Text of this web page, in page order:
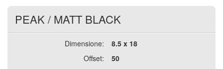
PEAK / MATT BLACK
Dimensione:
8.5 x 18
Offset:
50